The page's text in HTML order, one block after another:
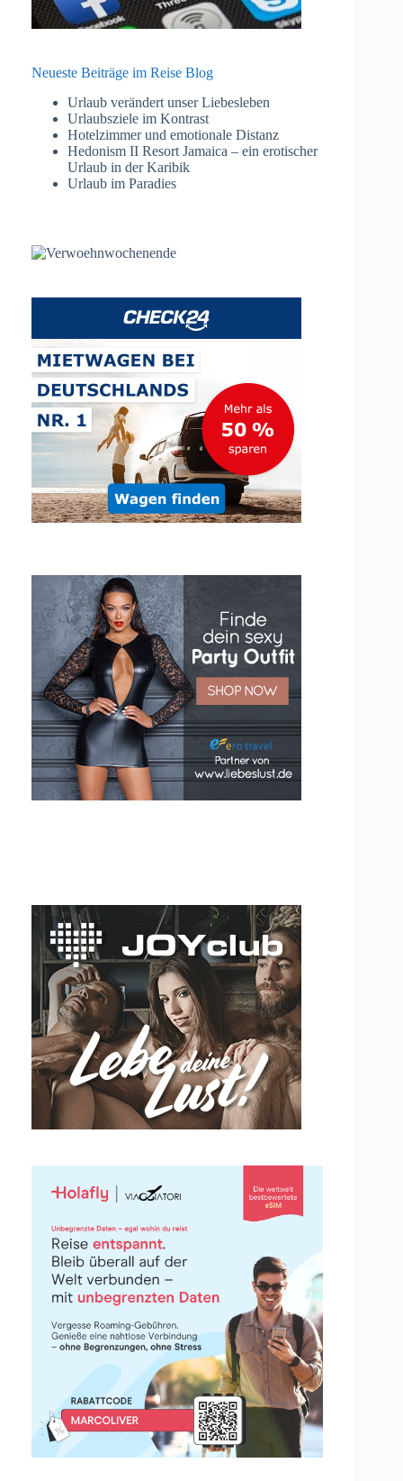
Neueste Beiträge im Reise Blog
Urlaub verändert unser Liebesleben
Urlaubsziele im Kontrast
Hotelzimmer und emotionale Distanz
Hedonism II Resort Jamaica – ein erotischer
Urlaub in der Karibik
Urlaub im Paradies